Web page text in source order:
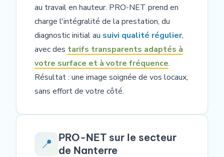
au travail en hauteur. PRO-NET prend en
charge l'intégralité de la prestation, du
diagnostic initial au suivi qualité régulier,
avec des tarifs transparents adaptés à
votre surface et à votre fréquence.
Résultat : une image soignée de vos locaux,
sans effort de votre côté.
📍
PRO-NET sur le secteur
de Nanterre